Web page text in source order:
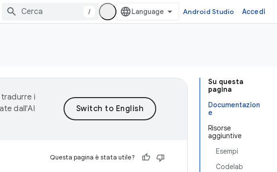
/ Android Studio Accedi
Su questa
pagina
Documentazion
e
Risorse
aggiuntive
Esempi
Codelab
i
dall'AI
Questa pagina è stata utile?